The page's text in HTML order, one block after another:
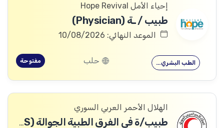
إحياء الأمل Hope Revival
طبيب / ـة (Physician)
الموعد النهائي: 10/08/2026
الطب البشري… حلب مفتوحة
الهلال الأحمر العربي السوري
طبيب/ة في الفرق الطبية الجوالة (691HRS)